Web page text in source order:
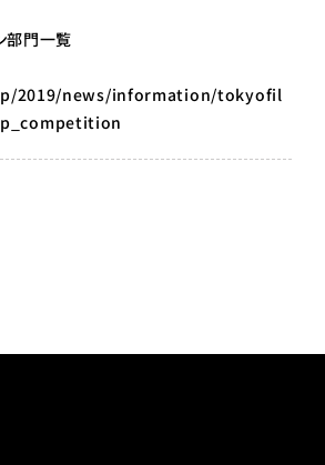
部門一覧
2019/news/information/tokyofil